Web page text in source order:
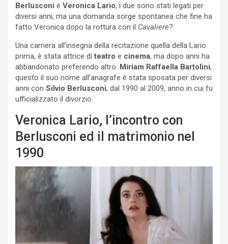
Berlusconi è Veronica Lario, i due sono stati legati per
diversi anni, ma una domanda sorge spontanea che fine ha
fatto Veronica dopo la rottura con il Cavaliere?
Una carriera all’insegna della recitazione quella della Lario:
prima, è stata attrice diteatro e cinema, ma dopo anni ha
abbandonato preferendo altro. Miriam Raffaella Bartolini,
questo il suo nome all’anagrafe è stata sposata per diversi
anni con Silvio Berlusconi, dal 1990 al 2009, anno in cui fu
ufficializzato il divorzio.
Veronica Lario, l’incontro con
Berlusconi ed il matrimonio nel
1990